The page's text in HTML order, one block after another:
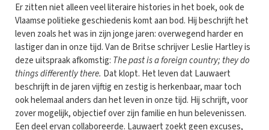
Er zitten niet alleen veel literaire histories in het boek, ook de
Vlaamse politieke geschiedenis komt aan bod. Hij beschrijft het
leven zoals het was in zijn jonge jaren: overwegend harder en
lastiger dan in onze tijd. Van de Britse schrijver Leslie Hartley is
deze uitspraak afkomstig: The past is a foreign country; they do
things differently there. Dat klopt. Het leven dat Lauwaert
beschrijft in de jaren vijftig en zestig is herkenbaar, maar toch
ook helemaal anders dan het leven in onze tijd. Hij schrijft, voor
zover mogelijk, objectief over zijn familie en hun belevenissen.
Een deel ervan collaboreerde. Lauwaert zoekt geen excuses,